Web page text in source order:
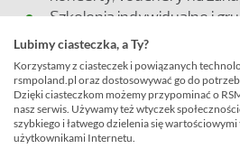
Szkolenia indywidualne i
udziału w licznych
zewnętrznych;
Wewnętrzne kursy
umiejętności językowych,
języka angielskiego;
Lubimy ciasteczka, a Ty?
Korzystamy z ciasteczek i powiązanych
rsmpoland.pl oraz dostosowywać go do
Dzięki ciasteczkom możemy przypominać o
nasz serwis. Używamy też wtyczek
szybkiego i łatwego dzielenia się
użytkownikami Internetu.